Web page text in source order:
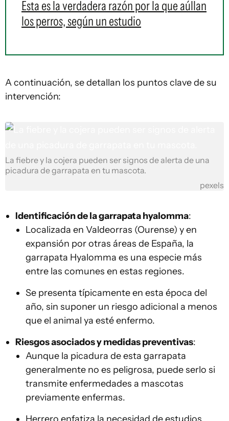
Esta es la verdadera razón por la que aúllan
los perros, según un estudio
A continuación, se detallan los puntos clave de su
intervención:
La fiebre y la cojera pueden ser signos de alerta de una
picadura de garrapata en tu mascota.
pexels
Identificación de la garrapata hyalomma:
Localizada en Valdeorras (Ourense) y en
expansión por otras áreas de España, la
garrapata Hyalomma es una especie más
entre las comunes en estas regiones.
Se presenta típicamente en esta época del
año, sin suponer un riesgo adicional a menos
que el animal ya esté enfermo.
Riesgos asociados y medidas preventivas:
Aunque la picadura de esta garrapata
generalmente no es peligrosa, puede serlo si
transmite enfermedades a mascotas
previamente enfermas.